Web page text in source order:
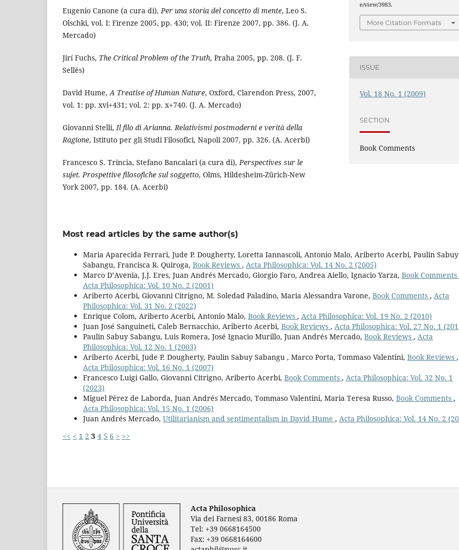
Eugenio Canone (a cura di),Per una storia del concetto di mente, Leo S.
Olschki, vol. I: Firenze 2005, pp. 430; vol. II: Firenze 2007, pp. 386. (J. A.
Mercado)
Jirí Fuchs, The Critical Problem of the Truth, Praha 2005, pp. 208. (J. F.
Sellés)
David Hume,A Treatise of Human Nature, Oxford, Clarendon Press, 2007,
vol. 1: pp. xvi+431; vol. 2: pp. x+740. (J. A. Mercado)
Giovanni Stelli,Il filo di Arianna. Relativismi postmoderni e verità della
Ragione, Istituto per gli Studi Filosofici, Napoli 2007, pp. 326. (A. Acerbi)
Francesco S. Trincia, Stefano Bancalari (a cura di),Perspectives sur le
sujet. Prospettive filosofiche sul soggetto, Olms, Hildesheim-Zürich-New
York 2007, pp. 184. (A. Acerbi)
e/view/3983.
More Citation Formats
ISSUE
Vol. 18 No. 1 (2009)
SECTION
Book Comments
Most read articles by the same author(s)
Maria Aparecida Ferrari, Jude P. Dougherty, Loretta Iannascoli, Antonio Malo, Ariberto Acerbi, Paulin Sabuy
Sabangu, Francisca R. Quiroga, Book Reviews , Acta Philosophica: Vol. 14 No. 2 (2005)
Marco D’Avenia, J.J. Eres, Juan Andrés Mercado, Giorgio Faro, Andrea Aiello, Ignacio Yarza, Book Comments
Acta Philosophica: Vol. 10 No. 2 (2001)
Ariberto Acerbi, Giovanni Citrigno, M. Soledad Paladino, Maria Alessandra Varone, Book Comments , Acta
Philosophica: Vol. 31 No. 2 (2022)
Enrique Colom, Ariberto Acerbi, Antonio Malo, Book Reviews , Acta Philosophica: Vol. 19 No. 2 (2010)
Juan José Sanguineti, Caleb Bernacchio, Ariberto Acerbi, Book Reviews , Acta Philosophica: Vol. 27 No. 1
Paulin Sabuy Sabangu, Luis Romera, José Ignacio Murillo, Juan Andrés Mercado, Book Reviews , Acta
Philosophica: Vol. 12 No. 1 (2003)
Ariberto Acerbi, Jude P. Dougherty, Paulin Sabuy Sabangu , Marco Porta, Tommaso Valentini, Book Reviews ,
Acta Philosophica: Vol. 16 No. 1 (2007)
Francesco Luigi Gallo, Giovanni Citrigno, Ariberto Acerbi, Book Comments , Acta Philosophica: Vol. 32 No. 1
(2023)
Miguel Pérez de Laborda, Juan Andrés Mercado, Tommaso Valentini, Maria Teresa Russo, Book Comments ,
Acta Philosophica: Vol. 15 No. 1 (2006)
Juan Andrés Mercado, Utilitarianism and sentimentalism in David Hume , Acta Philosophica: Vol. 14 No. 2
<< < 1 2 3 4 5 6 > >>
Acta Philosophica
Via dei Farnesi 83, 00186 Roma
Tel: +39 0668164500
Fax: +39 0668164600